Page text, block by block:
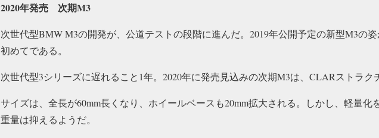
2020年発売 次期M3
次世代型BMW M3の開発が、公道テストの段階に進んだ。2019年公開予定の新型M3の
初めてである。
次世代型3シリーズに遅れること1年。2020年に発売見込みの次期M3は、CLARストラク
サイズは、全長が60mm長くなり、ホイールベースも20mm拡大される。しかし、軽量化
重量は抑えるようだ。